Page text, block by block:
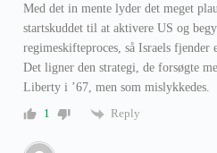
Med det in mente lyder det meget
startskuddet til at aktivere US og
regimeskifteproces, så Israels fjender
Det ligner den strategi, de forsøgte
Liberty i ’67, men som mislykkedes.
1
Reply